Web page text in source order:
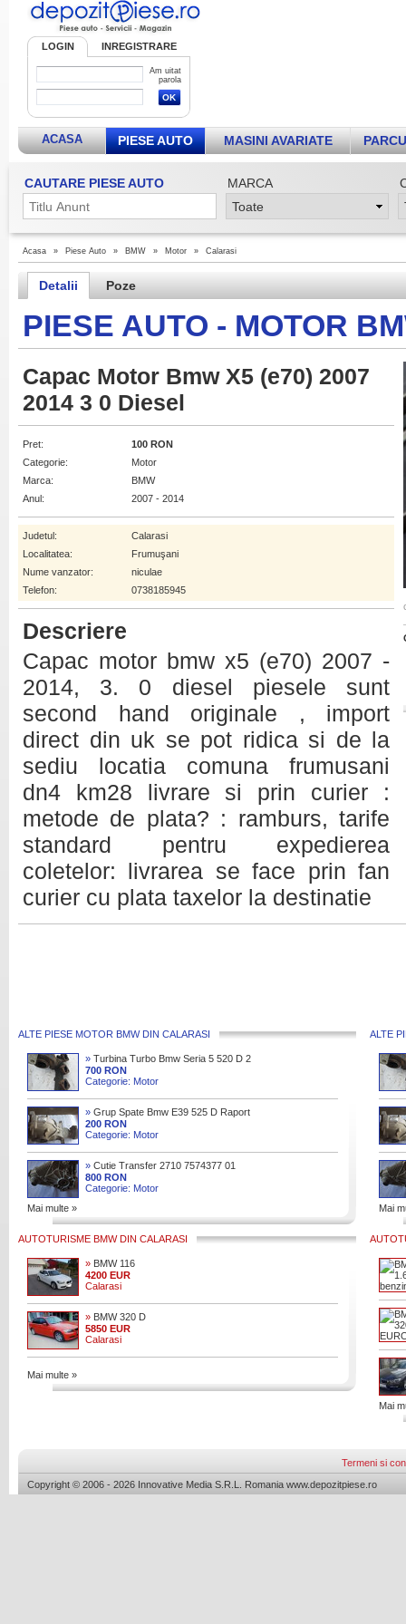
LOGIN INREGISTRARE
Am uitat
parola
ACASA PIESE AUTO MASINI AVARIATE
CAUTARE PIESE AUTO MARCA
Acasa » Piese Auto » BMW » Motor » Calarasi
Detalii Poze
PIESE AUTO - MOTOR
Capac Motor Bmw X5 (e70) 2007
2014 3 0 Diesel
Pret:
100 RON
Categorie:
Motor
Marca:
BMW
Anul:
2007 - 2014
Judetul:
Calarasi
Localitatea:
Frumuşani
Nume vanzator:
niculae
Telefon:
0738185945
Descriere
Capac motor bmw x5 (e70) 2007 -
2014, 3. 0 diesel piesele sunt
second hand originale , import
direct din uk se pot ridica si de la
sediu locatia comuna frumusani
dn4 km28 livrare si prin curier :
metode de plata? : ramburs, tarife
standard pentru expedierea
coletelor: livrarea se face prin fan
curier cu plata taxelor la destinatie
ALTE PIESE MOTOR BMW DIN CALARASI
» Turbina Turbo Bmw Seria 5 520 D 2
0 163 Cai M47n2d204d4
700 RON
Categorie: Motor
» Grup Spate Bmw E39 525 D Raport
3 08 Cod 3 08
200 RON
Categorie: Motor
» Cutie Transfer 2710 7574377 01
Bmw X5 (e70) 3 0 D
800 RON
Categorie: Motor
Mai multe »
ALTE
Mai
AUTOTURISME BMW DIN CALARASI
» BMW 116
4200 EUR
Calarasi
» BMW 320 D
5850 EUR
Calarasi
Mai multe »
Mai
Termeni si
Copyright © 2006 - 2026 Innovative Media S.R.L. Romania www.depozitpiese.ro